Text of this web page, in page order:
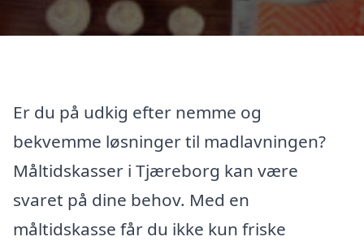
Er du på udkig efter nemme og
bekvemme løsninger til madlavningen?
Måltidskasser i Tjæreborg kan være
svaret på dine behov. Med en
måltidskasse får du ikke kun friske